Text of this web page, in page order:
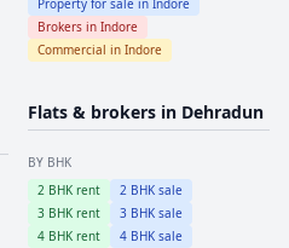
Brokers in Indore
Commercial in Indore
Flats & brokers in Dehradun
BY BHK
2 BHK rent 2 BHK sale
3 BHK rent 3 BHK sale
4 BHK rent 4 BHK sale